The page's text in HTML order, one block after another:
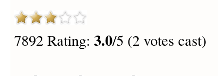
7892 Rating: 3.0/5 (2 votes cast)